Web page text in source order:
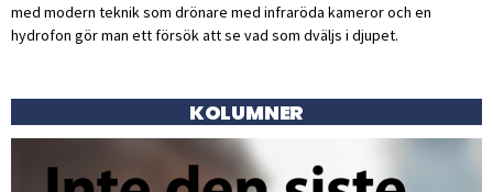
med modern teknik som drönare med infraröda kameror och en
hydrofon gör man ett försök att se vad som dväljs i djupet.
KOLUMNER